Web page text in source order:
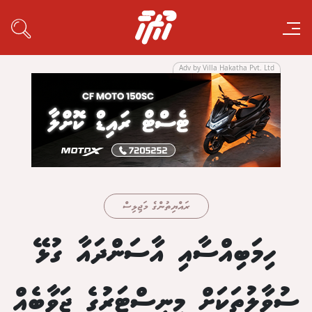
Adv by Villa Hakatha Pvt. Ltd
ރައްޔިތުންގެ މަޖިލިސް
ހިމަބިއްސާއި އާސަންދައާ ގުޅޭ
ސުވާލުތަކަށް މިނިސްޓަރުގެ ޖަވާބެއް